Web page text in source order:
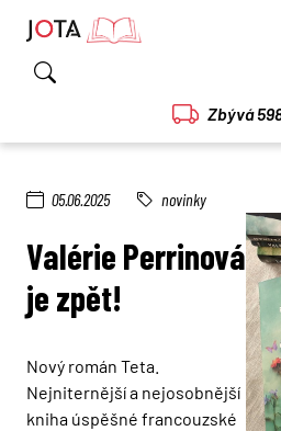
Zbývá
05.06.2025 novinky
Valérie Perrinová
je zpět!
Nový román Teta.
Nejniternější a nejosobnější
kniha úspěšné francouzské